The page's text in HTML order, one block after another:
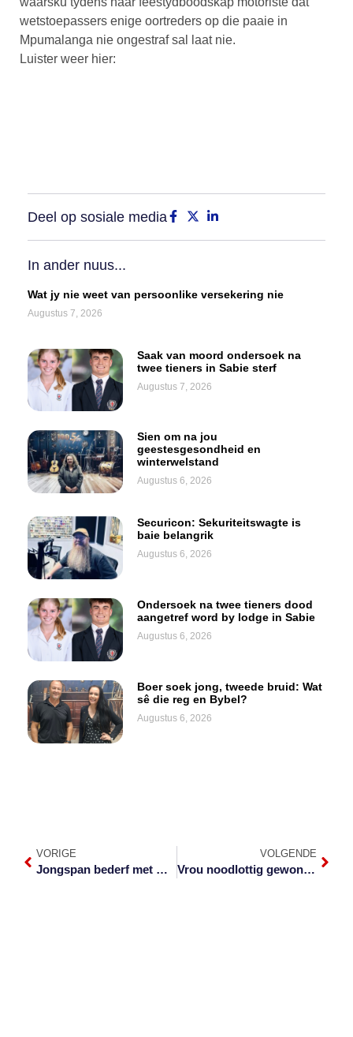
wetstoepassers enige oortreders op die paaie in
Mpumalanga nie ongestraf sal laat nie.
Luister weer hier:
Deel op sosiale media
In ander nuus...
Wat jy nie weet van persoonlike versekering nie
Augustus 7, 2026
Saak van moord ondersoek na
twee tieners in Sabie sterf
Augustus 7, 2026
Sien om na jou
geestesgesondheid en
winterwelstand
Augustus 6, 2026
Securicon: Sekuriteitswagte is
baie belangrik
Augustus 6, 2026
Ondersoek na twee tieners dood
aangetref word by lodge in Sabie
Augustus 6, 2026
Boer soek jong, tweede bruid: Wat
sê die reg en Bybel?
Augustus 6, 2026
VORIGE
Jongspan bederf met Kerspartytjie in Elandshoek
VOLGENDE
Vrou noodlottig gewond tydens stokvel-roof buite Witrivier